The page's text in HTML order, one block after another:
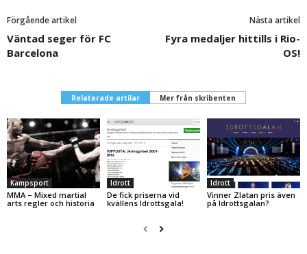
Förgående artikel
Väntad seger för FC
Barcelona
Nästa artikel
Fyra medaljer hittills i Rio-
OS!
Relaterade artilar Mer från skribenten
Kampsport
MMA – Mixed martial
arts regler och historia
Idrott
De fick priserna vid
kvällens Idrottsgala!
Idrott
Vinner Zlatan pris även
på Idrottsgalan?